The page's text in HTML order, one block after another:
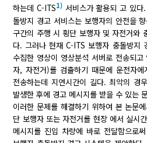
하는데 C-ITS1) 서비스가 활용되 고 있
돌방지 경고 서비스는 보행자의 안전을
구간의 주행 시 횡단 보행자 및 자전거와
다. 그러나 현재 C-ITS 보행자 충돌방지
수집한 영상이 영상분석 서버로 전송되
자, 자전거)를 검출하기 때문에 운전자
전송하는데 지연시간이 길다. 최악의 경
발생한 후에 경고 메시지를 받을 수 있는
이러한 문제를 해결하기 위하여 본 논문
단 보행자 또는 자전거를 현장 에서 실시
메시지를 진입 차량에 바로 전달함으로